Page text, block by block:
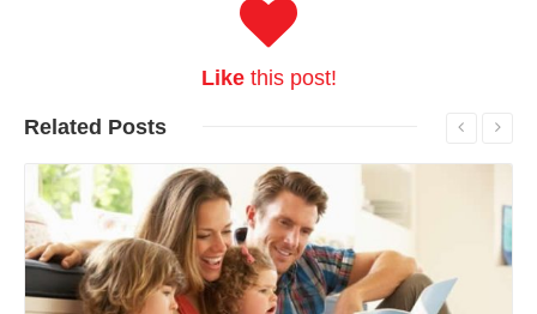
Likethis post!
Related Posts
Read More